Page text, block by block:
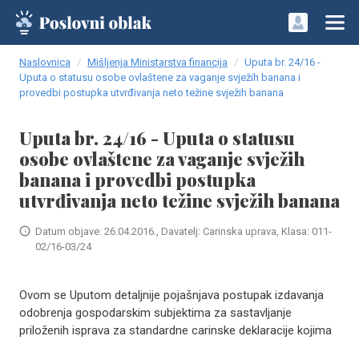
Naslovnica Mišljenja Ministarstva financija
Uputa br. 24/16 -
Uputa o statusu osobe ovlaštene za vaganje svježih banana i
provedbi postupka utvrđivanja neto težine svježih banana
Uputa br. 24/16 - Uputa o statusu
osobe ovlaštene za vaganje svježih
banana i provedbi postupka
utvrđivanja neto težine svježih banana
Datum objave: 26.04.2016., Davatelj: Carinska uprava, Klasa: 011-
02/16-03/24
Ovom se Uputom detaljnije pojašnjava postupak izdavanja
odobrenja gospodarskim subjektima za sastavljanje
priloženih isprava za standardne carinske deklaracije kojima